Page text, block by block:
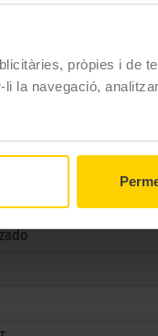
pròpies i de
la navegació,